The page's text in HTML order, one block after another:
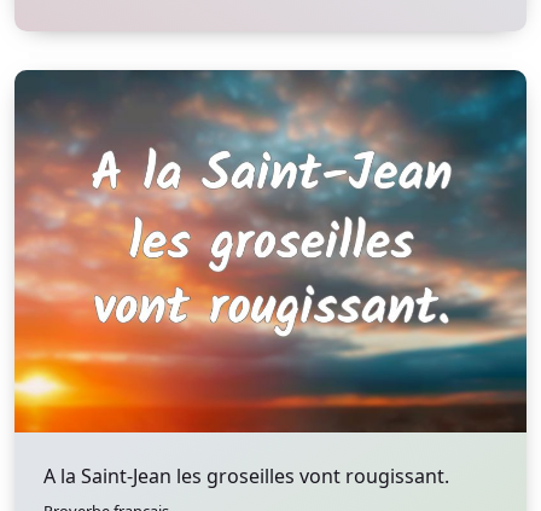
A la Saint-Jean les groseilles vont rougissant.